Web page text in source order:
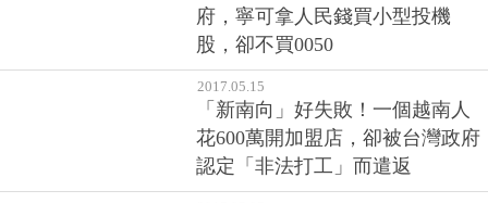
府，寧可拿人民錢買小型投機
股，卻不買0050
2017.05.15
「新南向」好失敗！一個越南人
花600萬開加盟店，卻被台灣政府
認定「非法打工」而遣返